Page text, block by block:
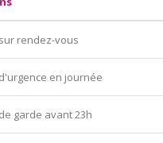
rendez-vous
en journée
garde avant 23h